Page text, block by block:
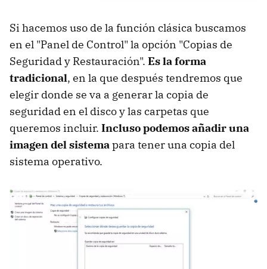
Si hacemos uso de la función clásica buscamos
en el "Panel de Control" la opción "Copias de
Seguridad y Restauración". Es la forma
tradicional, en la que después tendremos que
elegir donde se va a generar la copia de
seguridad en el disco y las carpetas que
queremos incluir. Incluso podemos añadir una
imagen del sistemapara tener una copia del
sistema operativo.